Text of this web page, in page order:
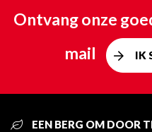
Ontvang onze
mail
IK
EEN BERG OM DOOR